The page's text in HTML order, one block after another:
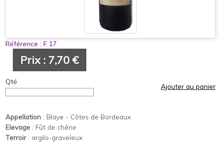
Référence : F 17
Prix : 7,70 €
Qté
Ajouter au panier
Appellation : Blaye - Côtes de Bordeaux
Elevage : Fût de chêne
Terroir : argilo-graveleux